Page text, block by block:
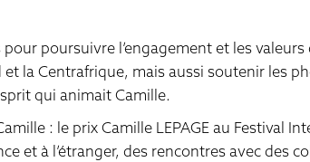
poursuivre l’engagement et les
la Centrafrique, mais aussi soutenir les
qui animait Camille.
: le prix Camille LEPAGE au Festival
et à l’étranger, des rencontres avec des